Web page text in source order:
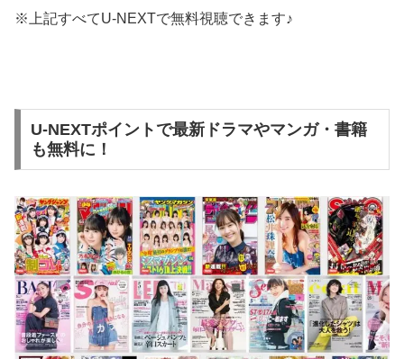
※上記すべてU-NEXTで無料視聴できます♪
U-NEXTポイントで最新ドラマやマンガ・書籍
も無料に！